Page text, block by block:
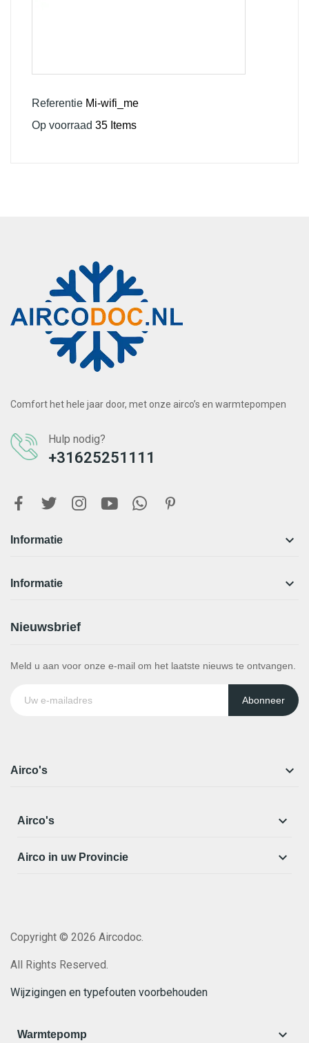
Referentie Mi-wifi_me
Op voorraad 35 Items
Comfort het hele jaar door, met onze airco’s en warmtepompen
Hulp nodig?
+31625251111
Informatie 
Informatie 
Nieuwsbrief
Meld u aan voor onze e-mail om het laatste nieuws te ontvangen.
Abonneer
Airco's 
Airco's 
Airco in uw Provincie 
Copyright © 2026 Aircodoc.
All Rights Reserved.
Wijzigingen en typefouten voorbehouden
Warmtepomp 